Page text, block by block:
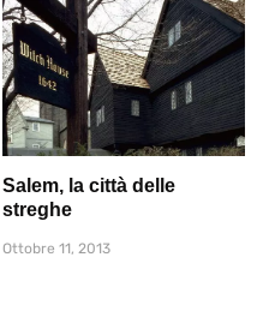
Salem, la città delle
streghe
Ottobre 11, 2013